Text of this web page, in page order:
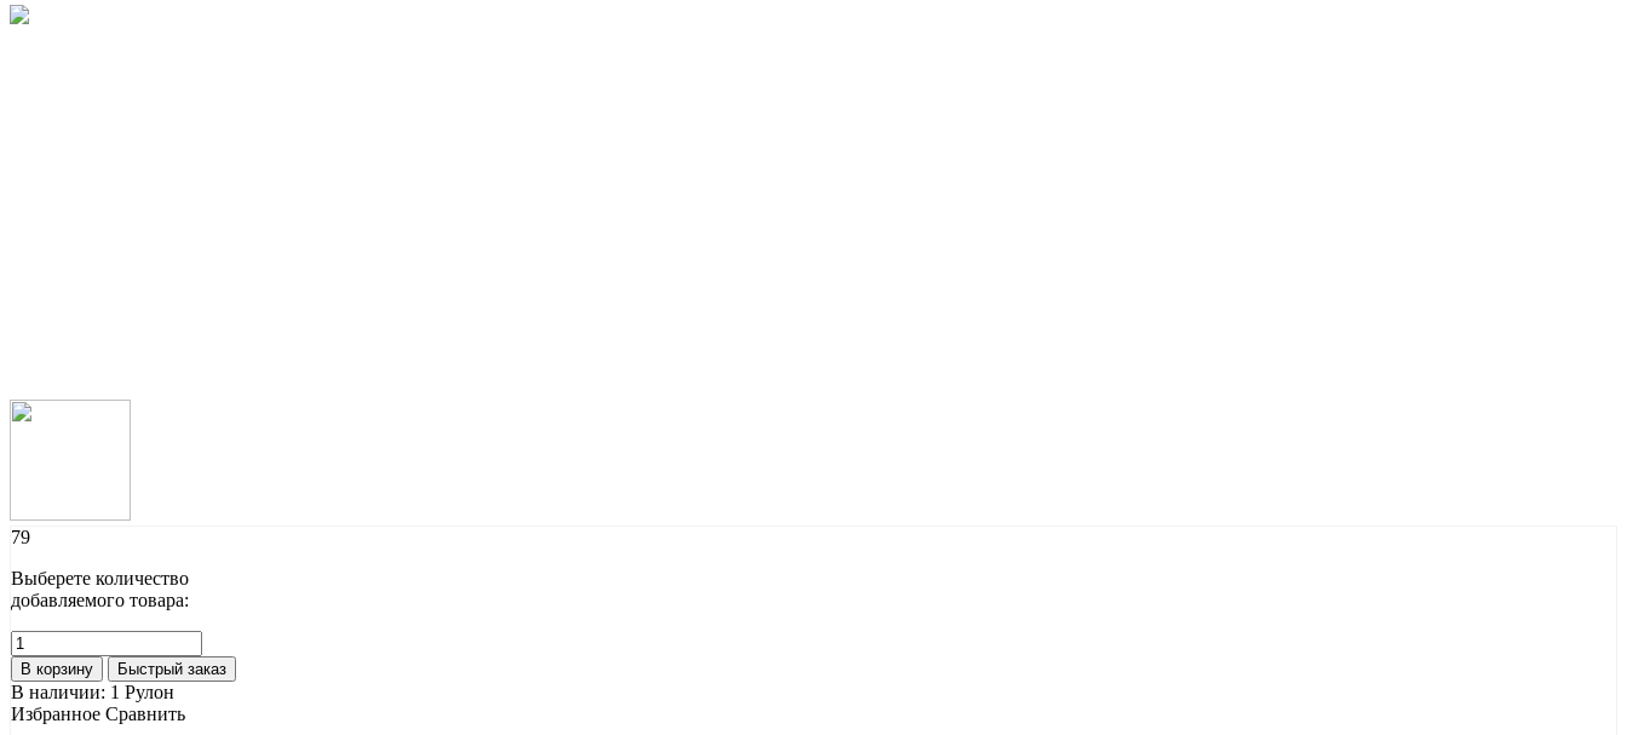
79
Выберете количество
добавляемого товара:
В корзину Быстрый заказ
В наличии: 1 Рулон
Избранное Сравнить